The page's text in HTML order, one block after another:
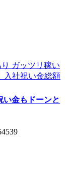
い金もドーンと